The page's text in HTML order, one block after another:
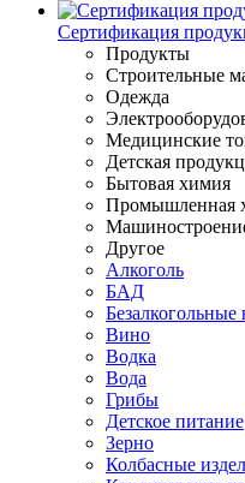
Сертификация
Продукты
Строительные
Одежда
Медицинские
Детская
Бытовая химия
Промышленная
Другое
Алкоголь
БАД
Безалкогольные
Вино
Водка
Вода
Грибы
Детское питание
Зерно
Колбасные